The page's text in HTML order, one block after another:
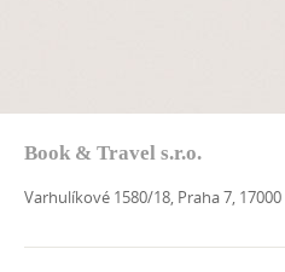
Book & Travel s.r.o.
Varhulíkové 1580/18, Praha 7, 17000